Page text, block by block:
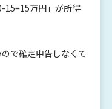
15=15万円」が所得
で確定申告しなくて